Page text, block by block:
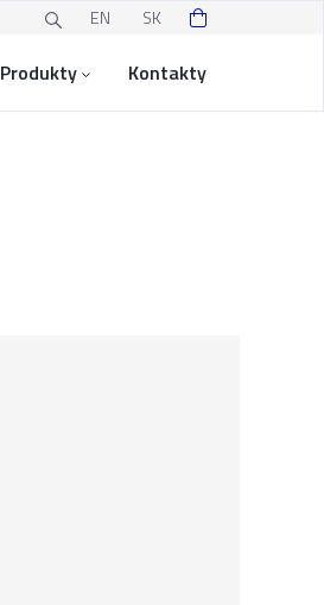
EN SK
Produkty Kontakty